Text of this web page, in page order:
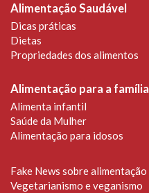
Alimentação Saudável
Dicas práticas
Dietas
Propriedades dos alimentos
Alimentação para a família
Alimenta infantil
Saúde da Mulher
Alimentação para idosos
Fake News sobre alimentação
Vegetarianismo e veganismo